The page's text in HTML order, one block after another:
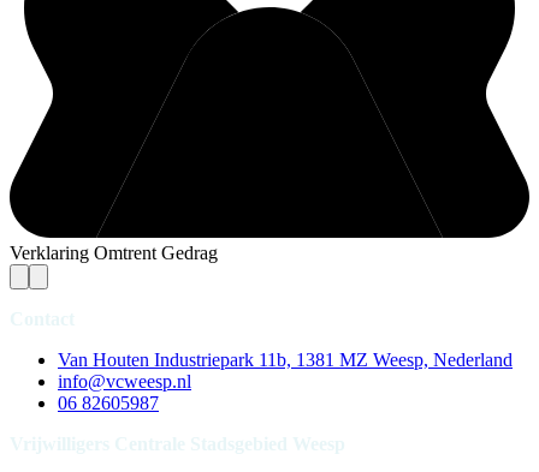
Verklaring Omtrent Gedrag
Van Houten Industriepark 11b, 1381 MZ Weesp, Nederland
info@vcweesp.nl
06 82605987